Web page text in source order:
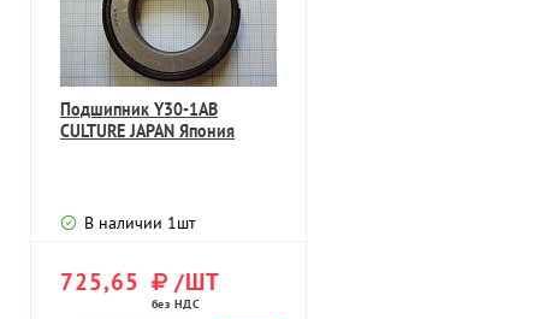
Подшипник Y30-1AB
CULTURE JAPAN Япония
В наличии 1 шт
725,65 /ШТ
без НДС